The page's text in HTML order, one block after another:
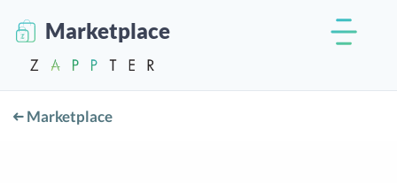
Marketplace
Marketplace